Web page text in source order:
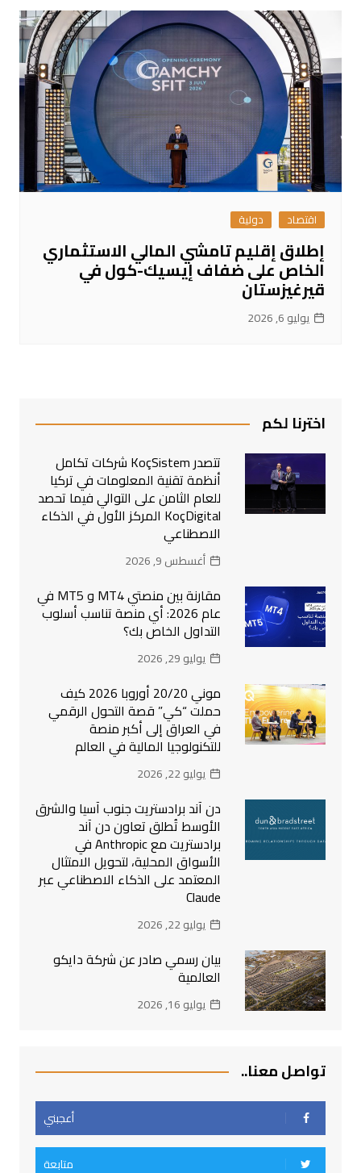
اقتصاد دولية
إطلاق إقليم تامشي المالي الاستثماري
الخاص على ضفاف إيسيك-كول في
قيرغيزستان
يوليو 6, 2026
اخترنا لكم
تتصدر KoçSistem شركات تكامل
أنظمة تقنية المعلومات في تركيا
للعام الثامن على التوالي فيما تحصد
KoçDigital المركز الأول في الذكاء
الاصطناعي
أغسطس 9, 2026
مقارنة بين منصتي MT4 و MT5 في
عام 2026: أي منصة تناسب أسلوب
التداول الخاص بك؟
يوليو 29, 2026
موني 20/20 أوروبا 2026 كيف
حملت “كي” قصة التحول الرقمي
في العراق إلى أكبر منصة
للتكنولوجيا المالية في العالم
يوليو 22, 2026
دن آند برادستريت جنوب آسيا والشرق
الأوسط تُطلق تعاون دن آند
برادستريت مع Anthropic في
الأسواق المحلية، لتحويل الامتثال
المعتمد على الذكاء الاصطناعي عبر
Claude
يوليو 22, 2026
بيان رسمي صادر عن شركة دايكو
العالمية
يوليو 16, 2026
تواصل معنا..
أعجبني
متابعة